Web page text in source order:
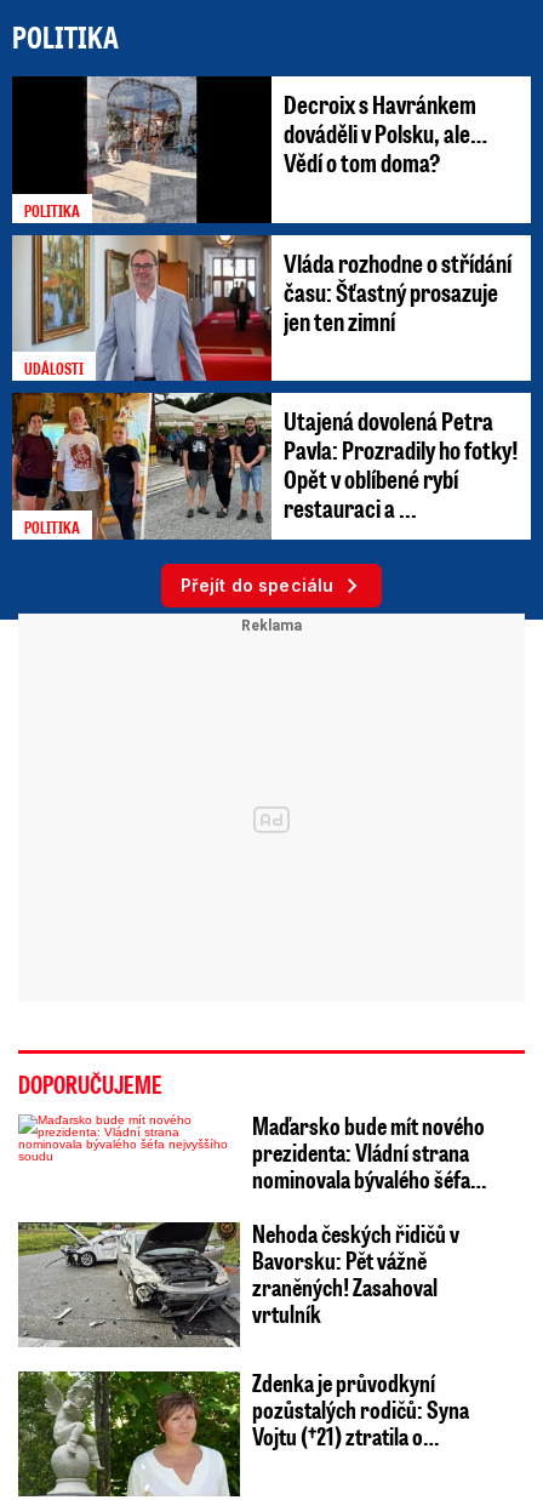
POLITIKA
POLITIKA
Decroix s Havránkem
dováděli v Polsku, ale…
Vědí o tom doma?
UDÁLOSTI
Vláda rozhodne o střídání
času: Šťastný prosazuje
jen ten zimní
POLITIKA
Utajená dovolená Petra
Pavla: Prozradily ho fotky!
Opět v oblíbené rybí
restauraci a ...
Přejít do speciálu
DOPORUČUJEME
Maďarsko bude mít nového
prezidenta: Vládní strana
nominovala bývalého šéfa…
Nehoda českých řidičů v
Bavorsku: Pět vážně
zraněných! Zasahoval
vrtulník
Zdenka je průvodkyní
pozůstalých rodičů: Syna
Vojtu (†21) ztratila o…